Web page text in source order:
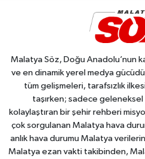
Malatya Söz, Doğu Anadolu’nun
ve en dinamik yerel medya
tüm gelişmeleri, tarafsızlık
taşırken; sadece
kolaylaştıran bir şehir rehberi
çok sorgulanan Malatya hava
anlık hava durumu Malatya
Malatya ezan vakti takibinden,